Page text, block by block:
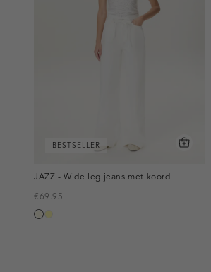
BESTSELLER
JAZZ - Wide leg jeans met koord
€69.95
wit,lichtgeel